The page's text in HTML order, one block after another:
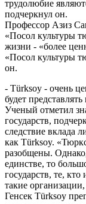
трудолюбие
подчеркнул он.
Профессор Азиз
«Посол культуры
жизни - «более
«Посол культуры
он.
- Türksoy - очень
будет
Ученый отметил
государств,
следствие вклада
как Türksoy.
разобщены.
единстве, то
государств, те,
такие
Генсек Türksoy